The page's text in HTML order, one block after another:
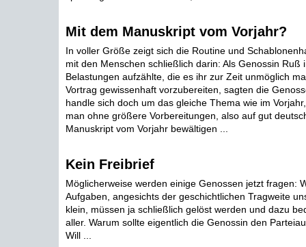
Mit dem Manuskript vom Vorjahr?
In voller Größe zeigt sich die Routine und
mit den Menschen schließlich darin: Als Genossin Ruß
Belastungen aufzählte, die es ihr zur Zeit unmöglich
Vortrag gewissenhaft vorzubereiten, sagten die
handle sich doch um das gleiche Thema wie im
man ohne größere Vorbereitungen, also auf gut
Manuskript vom Vorjahr bewältigen ...
Kein Freibrief
Möglicherweise werden einige Genossen jetzt fragen:
Aufgaben, angesichts der geschichtlichen Tragweite
klein, müssen ja schließlich gelöst werden und dazu
aller. Warum sollte eigentlich die Genossin den
Will ...